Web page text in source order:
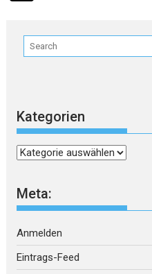
Kategorien
Kategorien
Meta:
Anmelden
Eintrags-Feed